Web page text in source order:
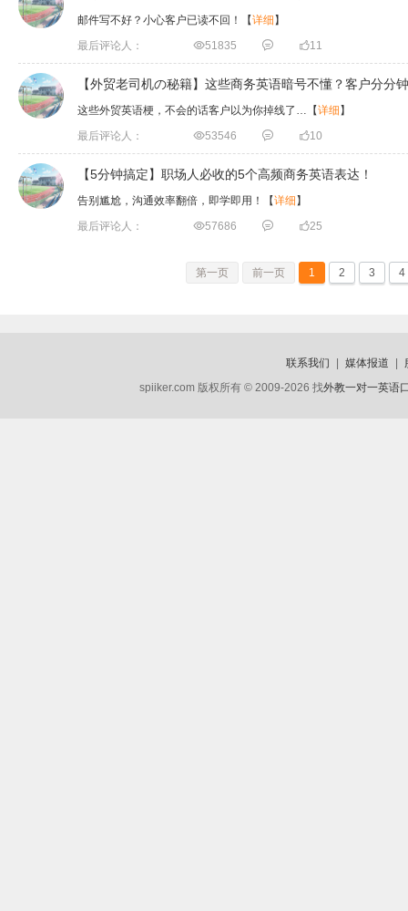
邮件写不好？小心客户已读不回！ 【详细 】
最后评论人：
51835  11
【外贸老司机の秘籍】这些商务英语暗号不懂？客户分分
这些外贸英语梗，不会的话客户以为你掉线了… 【详细 】
最后评论人：
53546  10
【5分钟搞定】职场人必收的5个高频商务英语表达！
告别尴尬，沟通效率翻倍，即学即用！ 【详细 】
最后评论人：
57686  25
第一页 前一页 1 2 3 4
联系我们 媒体报道
spiiker.com 版权所有 © 2009-2026 找外教一对一英语